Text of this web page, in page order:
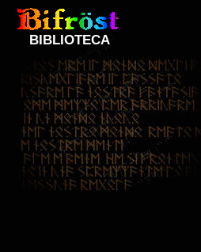
BIBLIOTECA